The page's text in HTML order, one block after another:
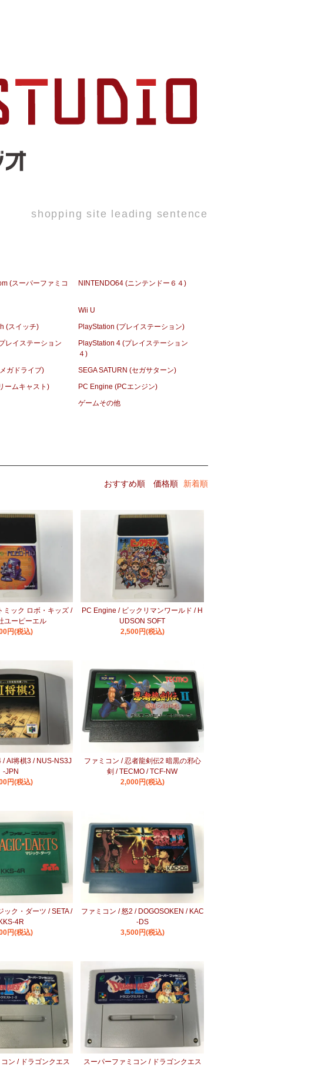
shopping site leading sentence
(スーパーファミコ
NINTENDO64 (ニンテンドー６４)
Wii U
(スイッチ)
PlayStation (プレイステーション)
レイステーション
PlayStation 4 (プレイステーション
４)
ガドライブ)
SEGA SATURN (セガサターン)
ームキャスト)
PC Engine (PCエンジン)
ゲームその他
おすすめ順 価格順 新着順
ミック ロボ・キッズ /
ユーピーエル
円(税込)
PC Engine / ビックリマンワールド / H
UDSON SOFT
2,500円(税込)
/ AI将棋3 / NUS-NS3J
-JPN
円(税込)
ファミコン / 忍者龍剣伝2 暗黒の邪心
剣 / TECMO / TCF-NW
2,000円(税込)
ック・ダーツ / SETA /
KKS-4R
円(税込)
ファミコン / 怒2 / DOGOSOKEN / KAC
-DS
3,500円(税込)
ン / ドラゴンクエス
スーパーファミコン / ドラゴンクエス